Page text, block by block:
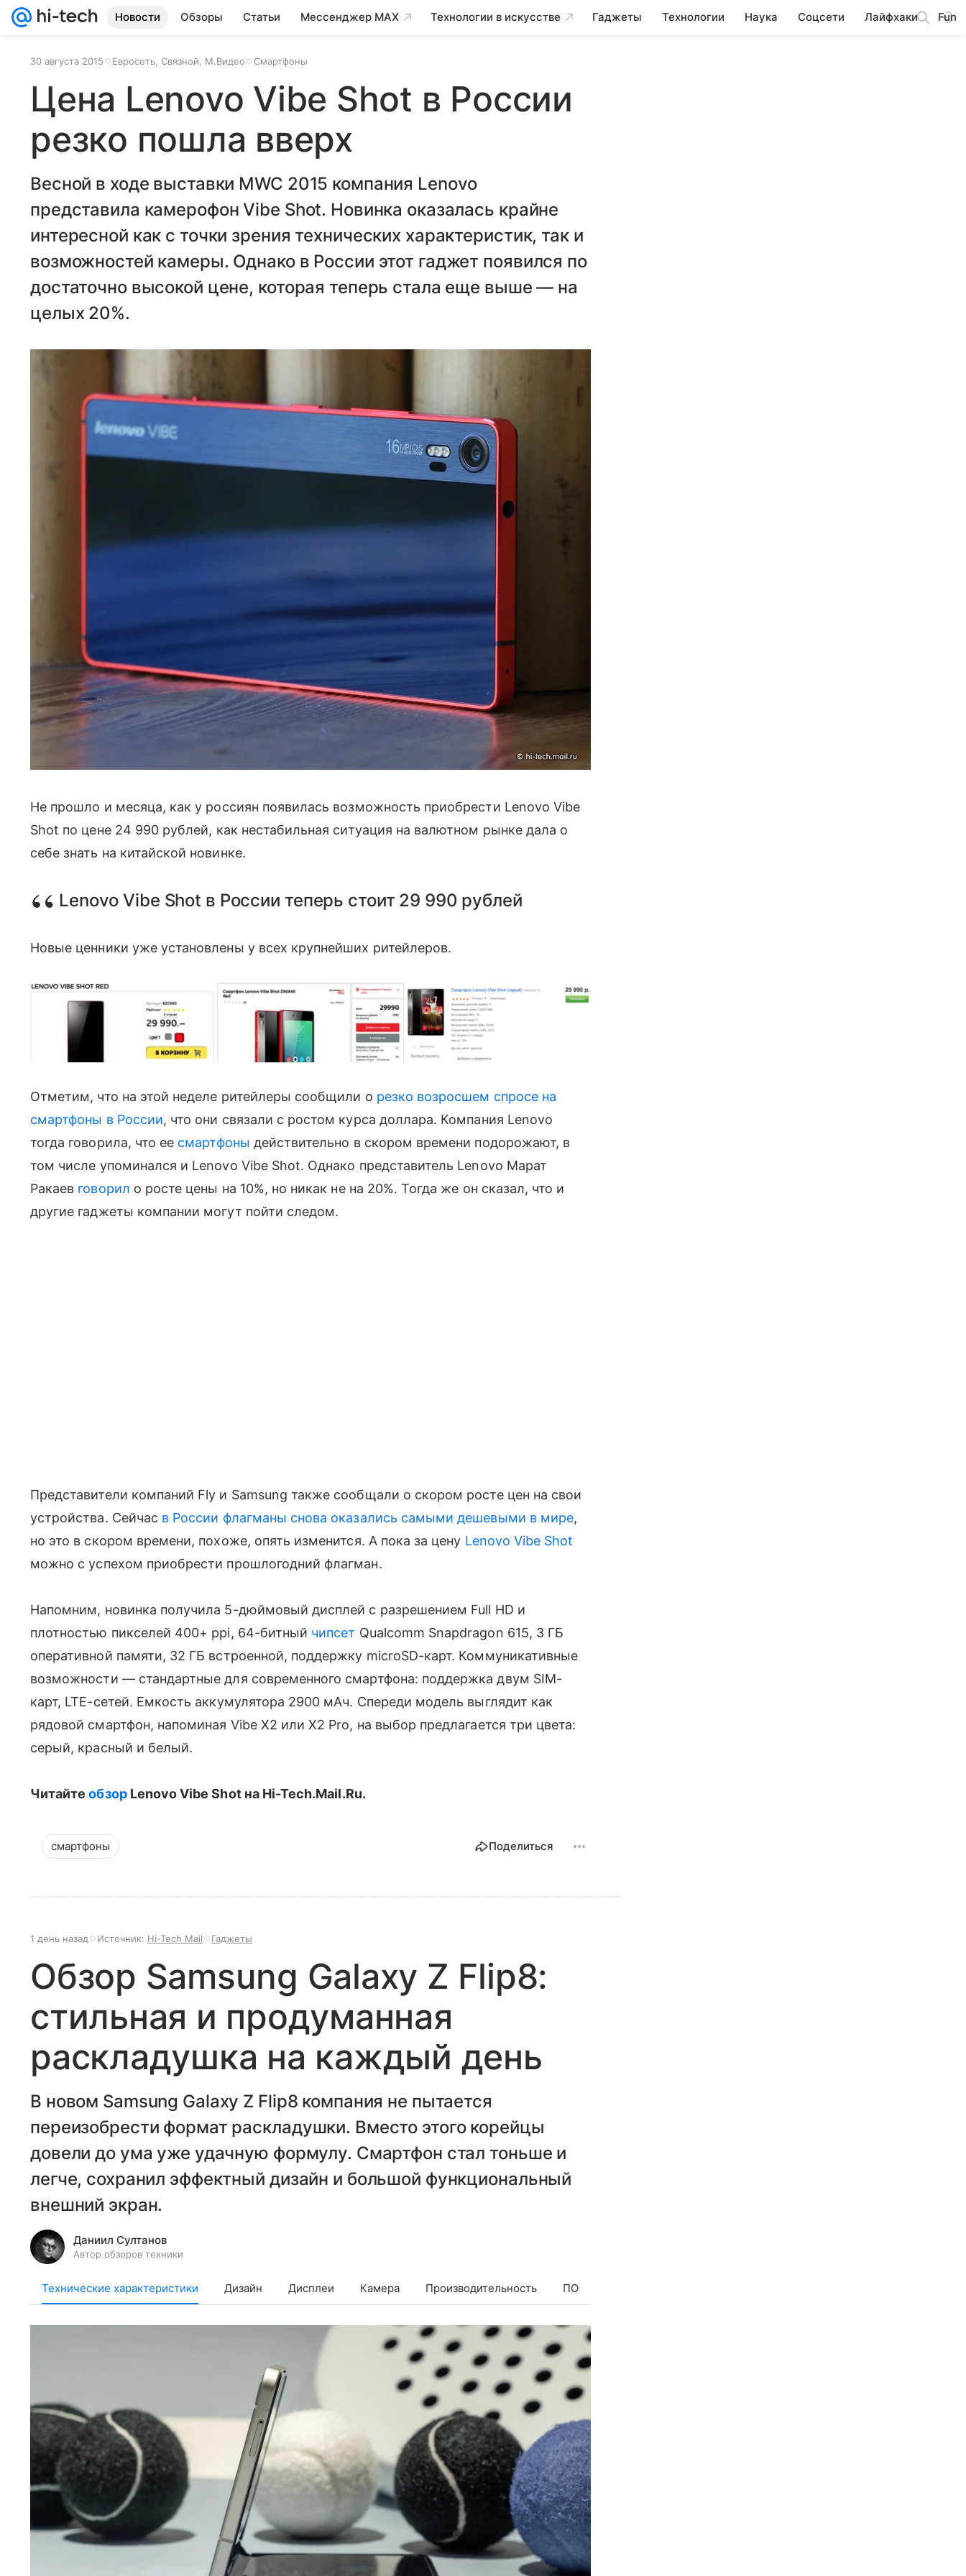
Новости Обзоры Статьи Мессенджер MAX Технологии в искусстве Гаджеты Технологии Наука Соцсети Лайфхаки Fun
30 августа 2015 Евросеть, Связной, М.Видео Смартфоны
Цена Lenovo Vibe Shot в России
резко пошла вверх
Весной в ходе выставки MWC 2015 компания Lenovo
представила камерофон Vibe Shot. Новинка оказалась крайне
интересной как с точки зрения технических характеристик, так и
возможностей камеры. Однако в России этот гаджет появился по
достаточно высокой цене, которая теперь стала еще выше — на
целых 20%.
Не прошло и месяца, как у россиян появилась возможность приобрести Lenovo Vibe
Shot по цене 24 990 рублей, как нестабильная ситуация на валютном рынке дала о
себе знать на китайской новинке.
Lenovo Vibe Shot в России теперь стоит 29 990 рублей
Новые ценники уже установлены у всех крупнейших ритейлеров.
Отметим, что на этой неделе ритейлеры сообщили о резко возросшем спросе на
смартфоны в России, что они связали с ростом курса доллара. Компания Lenovo
тогда говорила, что ее смартфоны действительно в скором времени подорожают, в
том числе упоминался и Lenovo Vibe Shot. Однако представитель Lenovo Марат
Ракаев говорил о росте цены на 10%, но никак не на 20%. Тогда же он сказал, что и
другие гаджеты компании могут пойти следом.
Представители компаний Fly и Samsung также сообщали о скором росте цен на свои
устройства. Сейчас в России флагманы снова оказались самыми дешевыми в мире,
но это в скором времени, похоже, опять изменится. А пока за цену Lenovo Vibe Shot
можно с успехом приобрести прошлогодний флагман.
Напомним, новинка получила 5-дюймовый дисплей с разрешением Full HD и
плотностью пикселей 400+ ppi, 64-битный чипсет Qualcomm Snapdragon 615, 3 ГБ
оперативной памяти, 32 ГБ встроенной, поддержку microSD-карт. Коммуникативные
возможности — стандартные для современного смартфона: поддержка двум SIM-
карт, LTE-сетей. Емкость аккумулятора 2900 мАч. Спереди модель выглядит как
рядовой смартфон, напоминая Vibe X2 или X2 Pro, на выбор предлагается три цвета:
серый, красный и белый.
ЧитайтеобзорLenovo Vibe Shot на Hi-Tech.Mail.Ru.
смартфоны Поделиться
1 день назад Источник: Hi-Tech Mail Гаджеты
Обзор Samsung Galaxy Z Flip8:
стильная и продуманная
раскладушка на каждый день
В новом Samsung Galaxy Z Flip8 компания не пытается
переизобрести формат раскладушки. Вместо этого корейцы
довели до ума уже удачную формулу. Смартфон стал тоньше и
легче, сохранил эффектный дизайн и большой функциональный
внешний экран.
Даниил Султанов
Автор обзоров техники
Технические характеристики Дизайн Дисплеи Камера Производительность ПО